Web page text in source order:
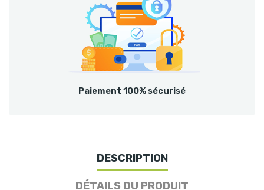
Paiement 100% sécurisé
DESCRIPTION
DÉTAILS DU PRODUIT